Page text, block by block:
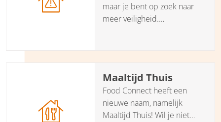
maar je bent op zoek naar
meer veiligheid.
je 24 uur per dag, 7 dagen
per week, eenvoudig
professionele zorg van Santé
Partners oproepen. Een fijn
Maaltijd Thuis
Food Connect heeft een
nieuwe naam, namelijk
Maaltijd Thuis! Wil je niet